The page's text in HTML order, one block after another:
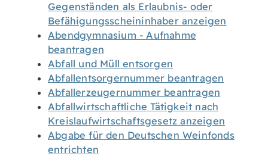
Gegenständen als Erlaubnis- oder
Befähigungsscheininhaber anzeigen
Abendgymnasium - Aufnahme
beantragen
Abfall und Müll entsorgen
Abfallentsorgernummer beantragen
Abfallerzeugernummer beantragen
Abfallwirtschaftliche Tätigkeit nach
Kreislaufwirtschaftsgesetz anzeigen
Abgabe für den Deutschen Weinfonds
entrichten